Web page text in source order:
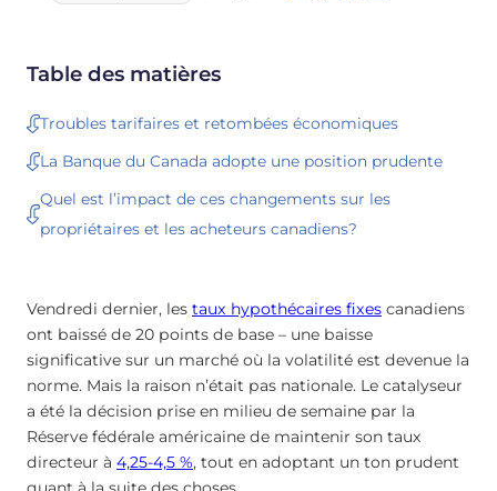
Table des matières
Troubles tarifaires et retombées économiques
La Banque du Canada adopte une position prudente
Quel est l’impact de ces changements sur les
propriétaires et les acheteurs canadiens?
Vendredi dernier, les taux hypothécaires fixes canadiens
ont baissé de 20 points de base – une baisse
significative sur un marché où la volatilité est devenue la
norme. Mais la raison n’était pas nationale. Le catalyseur
a été la décision prise en milieu de semaine par la
Réserve fédérale américaine de maintenir son taux
directeur à 4,25-4,5 %, tout en adoptant un ton prudent